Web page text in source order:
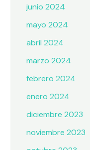
junio 2024
mayo 2024
abril 2024
marzo 2024
febrero 2024
enero 2024
diciembre 2023
noviembre 2023